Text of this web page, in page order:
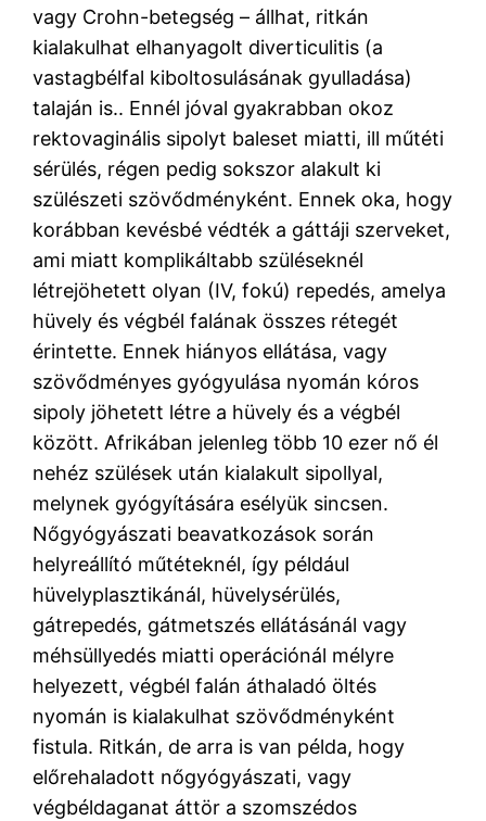
vagy Crohn-betegség – állhat, ritkán
kialakulhat elhanyagolt diverticulitis (a
vastagbélfal kiboltosulásának gyulladása)
talaján is.. Ennél jóval gyakrabban okoz
rektovaginális sipolyt baleset miatti, ill műtéti
sérülés, régen pedig sokszor alakult ki
szülészeti szövődményként. Ennek oka, hogy
korábban kevésbé védték a gáttáji szerveket,
ami miatt komplikáltabb szüléseknél
létrejöhetett olyan (IV, fokú) repedés, amelya
hüvely és végbél falának összes rétegét
érintette. Ennek hiányos ellátása, vagy
szövődményes gyógyulása nyomán kóros
sipoly jöhetett létre a hüvely és a végbél
között. Afrikában jelenleg több 10 ezer nő él
nehéz szülések után kialakult sipollyal,
melynek gyógyítására esélyük sincsen.
Nőgyógyászati beavatkozások során
helyreállító műtéteknél, így például
hüvelyplasztikánál, hüvelysérülés,
gátrepedés, gátmetszés ellátásánál vagy
méhsüllyedés miatti operációnál mélyre
helyezett, végbél falán áthaladó öltés
nyomán is kialakulhat szövődményként
fistula. Ritkán, de arra is van példa, hogy
előrehaladott nőgyógyászati, vagy
végbéldaganat áttör a szomszédos